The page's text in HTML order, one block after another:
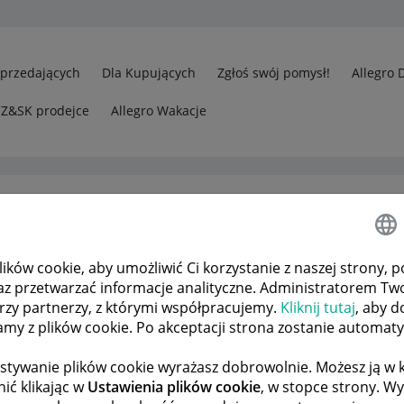
cookie, aby umożliwić Ci korzystanie z naszej strony,
przetwarzać informacje analityczne. Administratorem
partnerzy, z którymi współpracujemy. Kliknij tutaj, aby
z plików cookie. Po akceptacji strona zostanie
plików cookie wyrażasz dobrowolnie. Możesz ją w
klikając wUstawienia plików cookie, w stopce strony.
Dla Kupujących Zgłoś swój pomysł! Allegro
prodejce Allegro Wakacje
Oferowanie zniżek / benefitów za 5 gwiazdek
POPRZEDNIA NASTĘPNA